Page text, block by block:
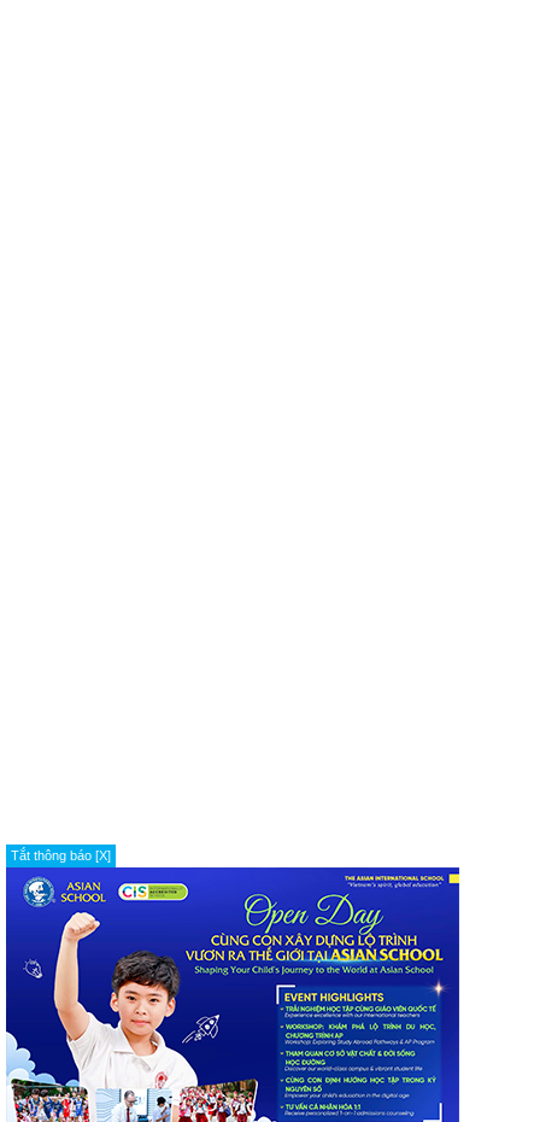
Tắt thông báo [X]